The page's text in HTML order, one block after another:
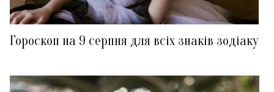
Гороскоп на 9 серпня для всіх знаків зодіаку